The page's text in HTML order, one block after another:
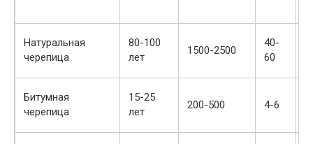
Натуральная
черепица
80-100
лет
1500-2500
40-
60
Битумная
черепица
15-25
лет
200-500 4-6